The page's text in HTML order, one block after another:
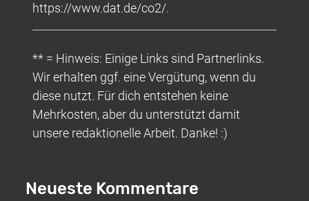
https://www.dat.de/co2/.
** = Hinweis: Einige Links sind Partnerlinks.
Wir erhalten ggf. eine Vergütung, wenn du
diese nutzt. Für dich entstehen keine
Mehrkosten, aber du unterstützt damit
unsere redaktionelle Arbeit. Danke! :)
Neueste Kommentare